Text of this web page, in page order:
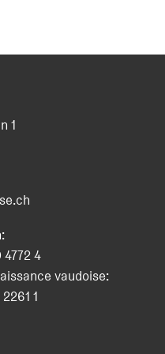
1
4
vaudoise:
1